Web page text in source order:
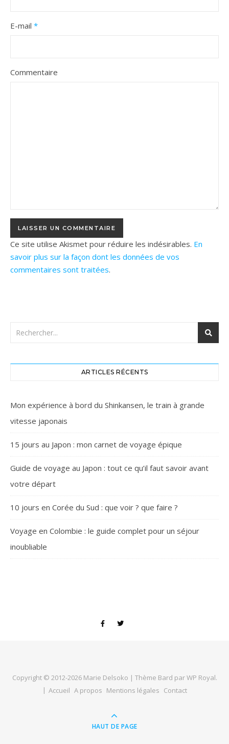
E-mail *
Commentaire
Ce site utilise Akismet pour réduire les indésirables. En
savoir plus sur la façon dont les données de vos
commentaires sont traitées.
ARTICLES RÉCENTS
Mon expérience à bord du Shinkansen, le train à grande
vitesse japonais
15 jours au Japon : mon carnet de voyage épique
Guide de voyage au Japon : tout ce qu’il faut savoir avant
votre départ
10 jours en Corée du Sud : que voir ? que faire ?
Voyage en Colombie : le guide complet pour un séjour
inoubliable
Copyright © 2012-2026 Marie Delsoko | Thème Bard parWP Royal.
Accueil A propos Mentions légales Contact
HAUT DE PAGE